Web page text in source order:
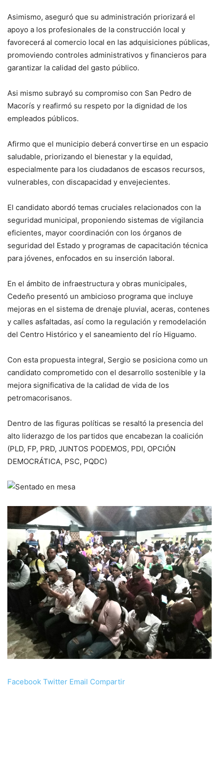
Asimismo, aseguró que su administración priorizará el
apoyo a los profesionales de la construcción local y
favorecerá al comercio local en las adquisiciones públicas,
promoviendo controles administrativos y financieros para
garantizar la calidad del gasto público.
Asi mismo subrayó su compromiso con San Pedro de
Macorís y reafirmó su respeto por la dignidad de los
empleados públicos.
Afirmo que el municipio deberá convertirse en un espacio
saludable, priorizando el bienestar y la equidad,
especialmente para los ciudadanos de escasos recursos,
vulnerables, con discapacidad y envejecientes.
El candidato abordó temas cruciales relacionados con la
seguridad municipal, proponiendo sistemas de vigilancia
eficientes, mayor coordinación con los órganos de
seguridad del Estado y programas de capacitación técnica
para jóvenes, enfocados en su inserción laboral.
En el ámbito de infraestructura y obras municipales,
Cedeño presentó un ambicioso programa que incluye
mejoras en el sistema de drenaje pluvial, aceras, contenes
y calles asfaltadas, así como la regulación y remodelación
del Centro Histórico y el saneamiento del río Higuamo.
Con esta propuesta integral, Sergio se posiciona como un
candidato comprometido con el desarrollo sostenible y la
mejora significativa de la calidad de vida de los
petromacorisanos.
Dentro de las figuras políticas se resaltó la presencia del
alto liderazgo de los partidos que encabezan la coalición
(PLD, FP, PRD, JUNTOS PODEMOS, PDI, OPCIÓN
DEMOCRÁTICA, PSC, PQDC)
Facebook Twitter Email Compartir